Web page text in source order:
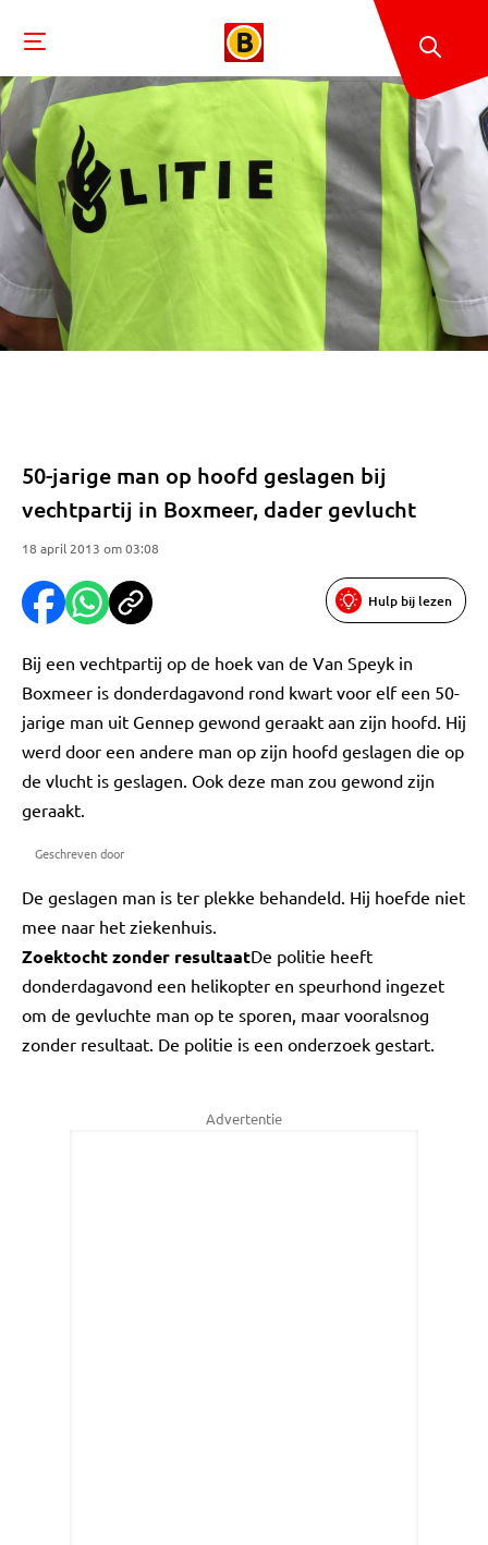
50-jarige man op hoofd geslagen bij
vechtpartij in Boxmeer, dader gevlucht
18 april 2013 om 03:08
Hulp bij lezen
Bij een vechtpartij op de hoek van de Van Speyk in
Boxmeer is donderdagavond rond kwart voor elf een 50-
jarige man uit Gennep gewond geraakt aan zijn hoofd. Hij
werd door een andere man op zijn hoofd geslagen die op
de vlucht is geslagen. Ook deze man zou gewond zijn
geraakt.
Geschreven door
De geslagen man is ter plekke behandeld. Hij hoefde niet
mee naar het ziekenhuis.
Zoektocht zonder resultaatDe politie heeft
donderdagavond een helikopter en speurhond ingezet
om de gevluchte man op te sporen, maar vooralsnog
zonder resultaat. De politie is een onderzoek gestart.
Advertentie